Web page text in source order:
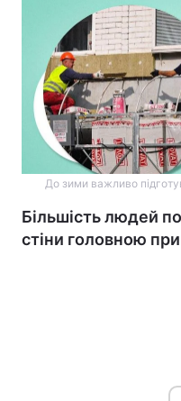
До зими важливо
Більшість людей
стіни головною